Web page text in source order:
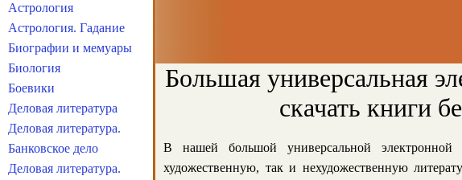
Большая универсальная
скачать книги
В нашей большой универсальной
художественную, так и нехудожественную
Астрология
Астрология. Гадание
Биографии и мемуары
Биология
Боевики
Деловая литература
Деловая литература.
Банковское дело
Деловая литература.